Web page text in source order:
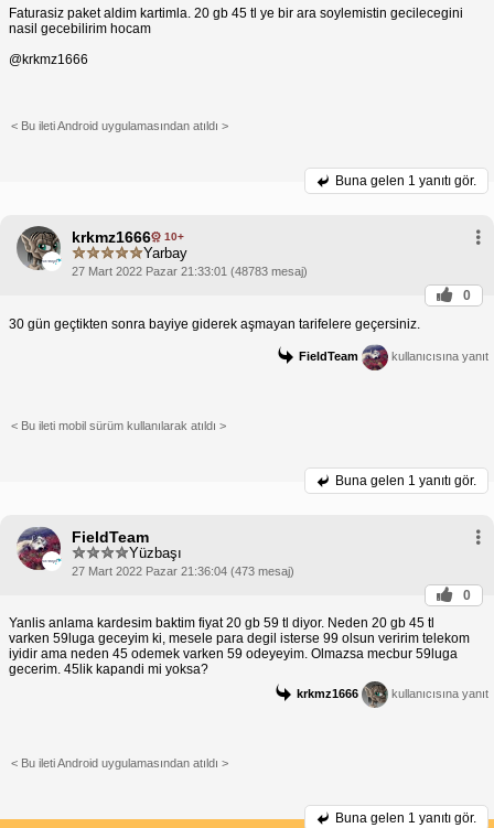
Faturasiz paket aldim kartimla. 20 gb 45 tl ye bir ara soylemistin gecilecegini
nasil gecebilirim hocam
@krkmz1666
< Bu ileti Android uygulamasından atıldı >
Buna gelen 1 yanıtı gör.
krkmz1666 10+
Yarbay
27 Mart 2022 Pazar 21:33:01 (48783 mesaj)
0
30 gün geçtikten sonra bayiye giderek aşmayan tarifelere geçersiniz.
FieldTeam kullanıcısına yanıt
< Bu ileti mobil sürüm kullanılarak atıldı >
Buna gelen 1 yanıtı gör.
FieldTeam
Yüzbaşı
27 Mart 2022 Pazar 21:36:04 (473 mesaj)
0
Yanlis anlama kardesim baktim fiyat 20 gb 59 tl diyor. Neden 20 gb 45 tl
varken 59luga geceyim ki, mesele para degil isterse 99 olsun veririm telekom
iyidir ama neden 45 odemek varken 59 odeyeyim. Olmazsa mecbur 59luga
gecerim. 45lik kapandi mi yoksa?
krkmz1666 kullanıcısına yanıt
< Bu ileti Android uygulamasından atıldı >
Buna gelen 1 yanıtı gör.